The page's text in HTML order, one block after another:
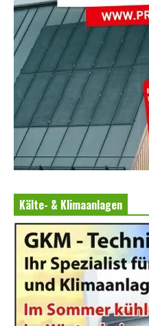
Kälte- & Klimaanlagen